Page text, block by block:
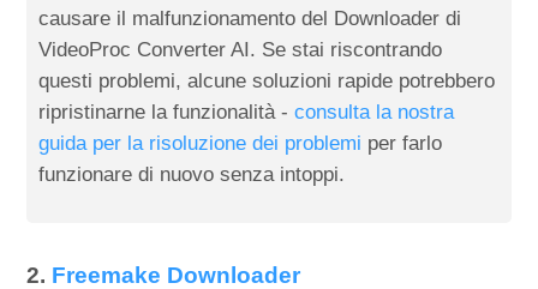
causare il malfunzionamento del Downloader di
VideoProc Converter AI. Se stai riscontrando
questi problemi, alcune soluzioni rapide potrebbero
ripristinarne la funzionalità -consulta la nostra
guida per la risoluzione dei problemi per farlo
funzionare di nuovo senza intoppi.
2. Freemake Downloader